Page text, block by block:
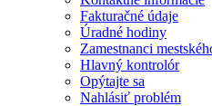
Fakturačné údaje
Úradné hodiny
Zamestnanci
Hlavný kontrolór
Opýtajte sa
Nahlásiť problém